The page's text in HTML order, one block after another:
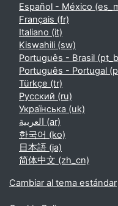
Español - México
Français ‎(fr)‎
Italiano ‎(it)‎
Kiswahili ‎(sw)‎
Português - Brasil
Português - Portugal
Türkçe ‎(tr)‎
Русский ‎(ru)‎
Українська ‎(uk)‎
العربية ‎(ar)‎
한국어 ‎(ko)‎
日本語 ‎(ja)‎
简体中文 ‎(zh_cn)‎
Cambiar al tema estándar